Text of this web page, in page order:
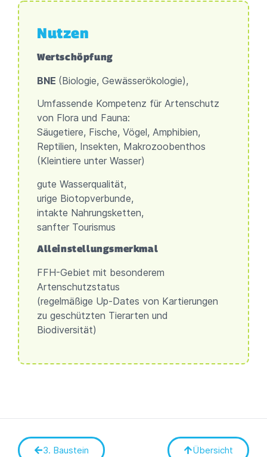
Nutzen
Wertschöpfung
BNE (Biologie, Gewässerökologie),
Umfassende Kompetenz für Artenschutz
von Flora und Fauna:
Säugetiere, Fische, Vögel, Amphibien,
Reptilien, Insekten, Makrozoobenthos
(Kleintiere unter Wasser)
gute Wasserqualität,
urige Biotopverbunde,
intakte Nahrungsketten,
sanfter Tourismus
Alleinstellungsmerkmal
FFH-Gebiet mit besonderem
Artenschutzstatus
(regelmäßige Up-Dates von Kartierungen
zu geschützten Tierarten und
Biodiversität)
3. Baustein Übersicht